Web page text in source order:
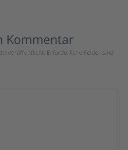
Kommentar
veröffentlicht. Erforderliche Felder sind